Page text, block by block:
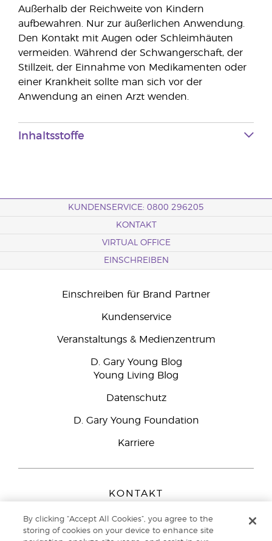
Außerhalb der Reichweite von Kindern
aufbewahren. Nur zur äußerlichen Anwendung.
Den Kontakt mit Augen oder Schleimhäuten
vermeiden. Während der Schwangerschaft, der
Stillzeit, der Einnahme von Medikamenten oder
einer Krankheit sollte man sich vor der
Anwendung an einen Arzt wenden.
Inhaltsstoffe
KUNDENSERVICE: 0800 296205
KONTAKT
VIRTUAL OFFICE
EINSCHREIBEN
Einschreiben für Brand Partner
Kundenservice
Veranstaltungs & Medienzentrum
D. Gary Young Blog
Young Living Blog
Datenschutz
D. Gary Young Foundation
Karriere
KONTAKT
Peizerweg 97
9727 AJ Groningen
By clicking “Accept All Cookies”, you agree to the
storing of cookies on your device to enhance site